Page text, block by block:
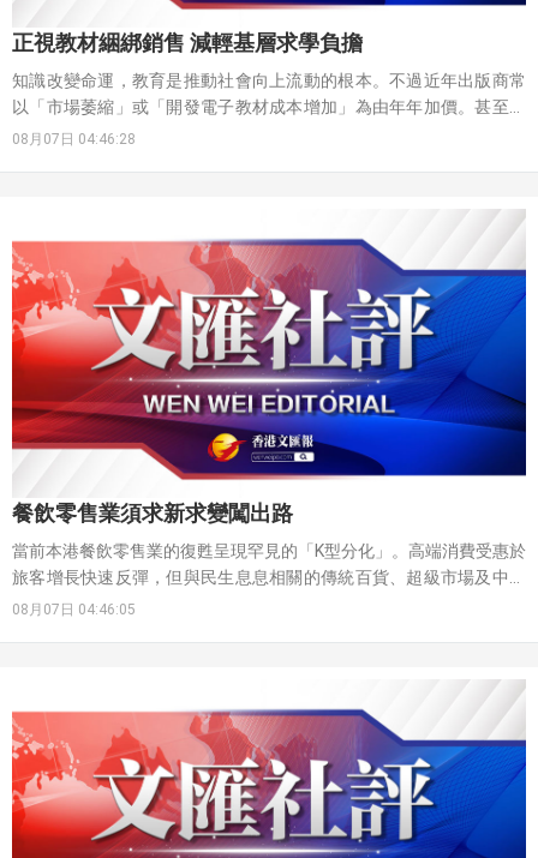
正視教材綑綁銷售 減輕基層求學負擔
知識改變命運，教育是推動社會向上流動的根本。不過近年出版商常
以「市場萎縮」或「開發電子教材成本增加」為由年年加價。甚至有
部分書籍以微調內容為名頻繁改版，藉此打壓二手書市場，濫收書簿
08月07日 04:46:28
餐飲零售業須求新求變闖出路
當前本港餐飲零售業的復甦呈現罕見的「K型分化」。高端消費受惠於
旅客增長快速反彈，但與民生息息相關的傳統百貨、超級市場及中式
酒樓卻陷入收縮。立法會一份報告指出，本港餐飲業的整體表現仍未
2025年間，中式餐館數目下跌9%，其中粵式酒樓菜館的跌幅最為顯
著。法式及意式餐館、酒吧及酒廊，以及涼茶舖的數目，亦錄得雙位
數的跌幅。
08月07日 04:46:05